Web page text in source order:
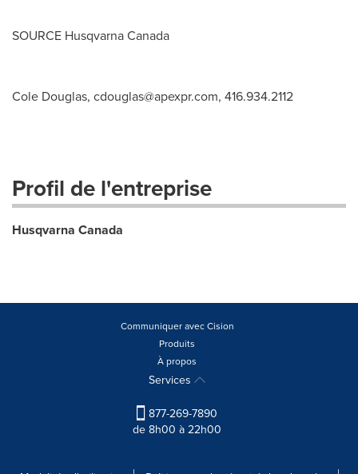
SOURCE Husqvarna Canada
Cole Douglas, cdouglas@apexpr.com, 416.934.2112
Profil de l'entreprise
Husqvarna Canada
Communiquer avec Cision
Produits
À propos
Services
877-269-7890
de 8h00 à 22h00